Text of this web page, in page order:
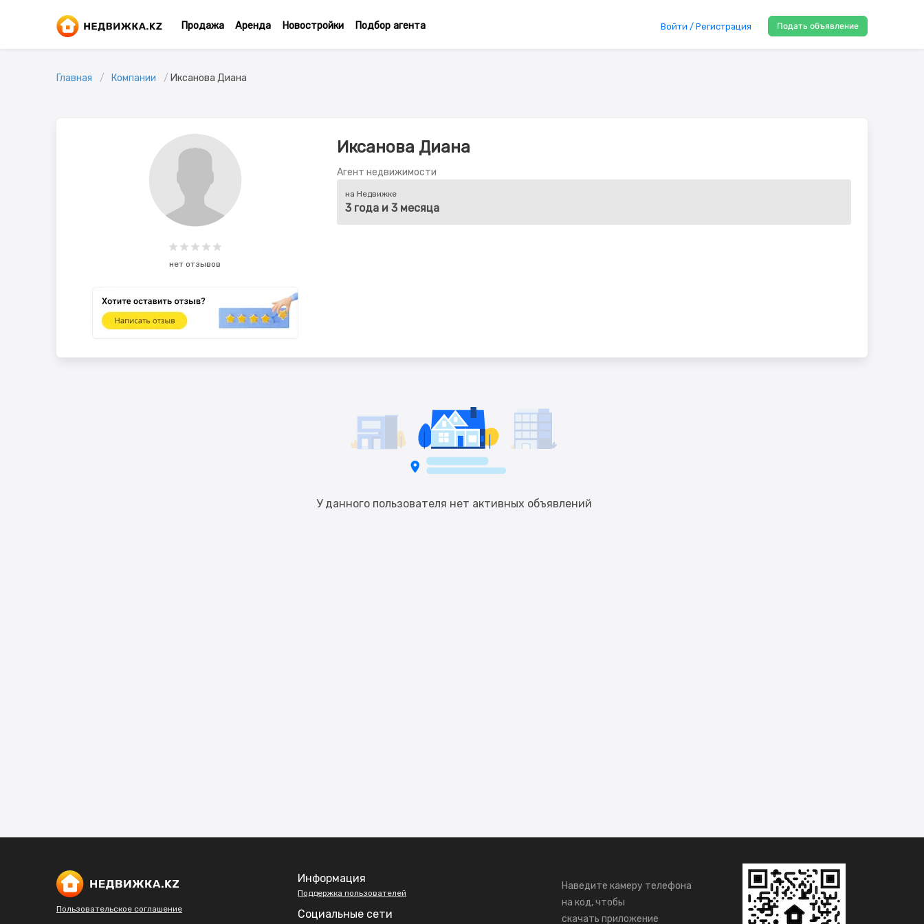
Продажа Аренда Новостройки Подбор агента Войти / Регистрация Подать объявление
Главная Компании Иксанова Диана
нет отзывов
Иксанова Диана
Агент недвижимости
на Недвижке
3 года и 3 месяца
У данного пользователя нет активных объявлений
Пользовательское соглашение
Информация
Поддержка пользователей
Социальные сети
Наведите камеру телефона
на код, чтобы
скачать приложение